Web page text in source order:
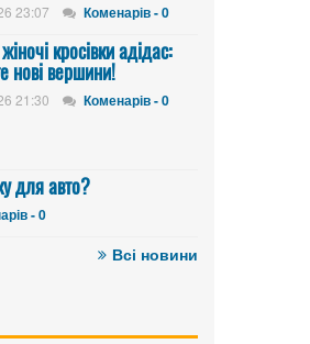
23:07 Коменарів - 0
кросівки адідас:
нові вершини!
21:30 Коменарів - 0
для авто?
- 0
Всі новини